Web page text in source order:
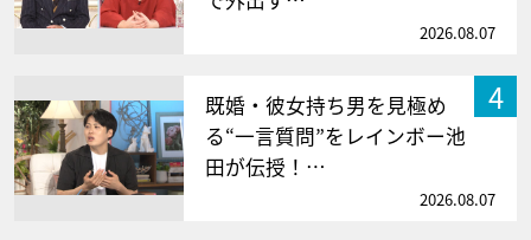
2026.08.07
4
既婚・彼女持ち男を見極め
る“一言質問”をレインボー池
田が伝授！…
2026.08.07